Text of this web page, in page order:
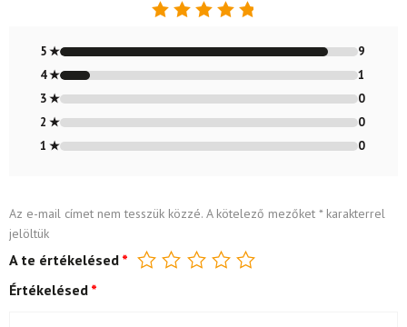
4.9/ 5
5 ★
9
4 ★
1
3 ★
0
2 ★
0
1 ★
0
Az e-mail címet nem tesszük közzé. A kötelező mezőket *karakterrel
jelöltük
A te értékelésed *
Értékelésed *